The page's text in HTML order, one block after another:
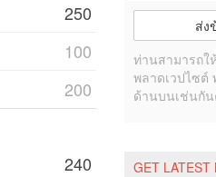
250
100
200
240
ส่ง
ท่านสามารถใ
พลาดเวปไซต์
ด้านบนเช่นกั
GET LATEST